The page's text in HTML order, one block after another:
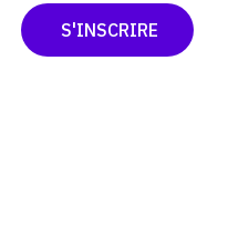
S'INSCRIRE
TWITTER
PINTEREST